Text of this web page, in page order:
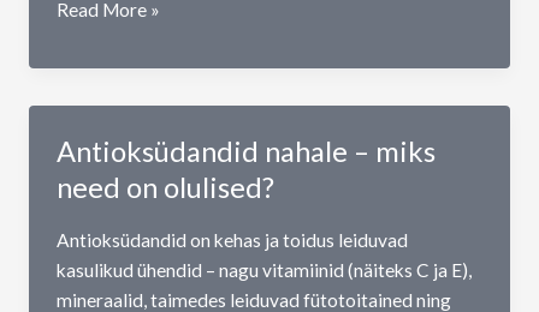
Tundlik
Vaata,
seda
rahustada
Read More »
Antioksüdandid nahale – miks
need on olulised?
Antioksüdandid on kehas ja toidus leiduvad
kasulikud ühendid – nagu vitamiinid (näiteks C ja E),
mineraalid, taimedes leiduvad fütotoitained ning